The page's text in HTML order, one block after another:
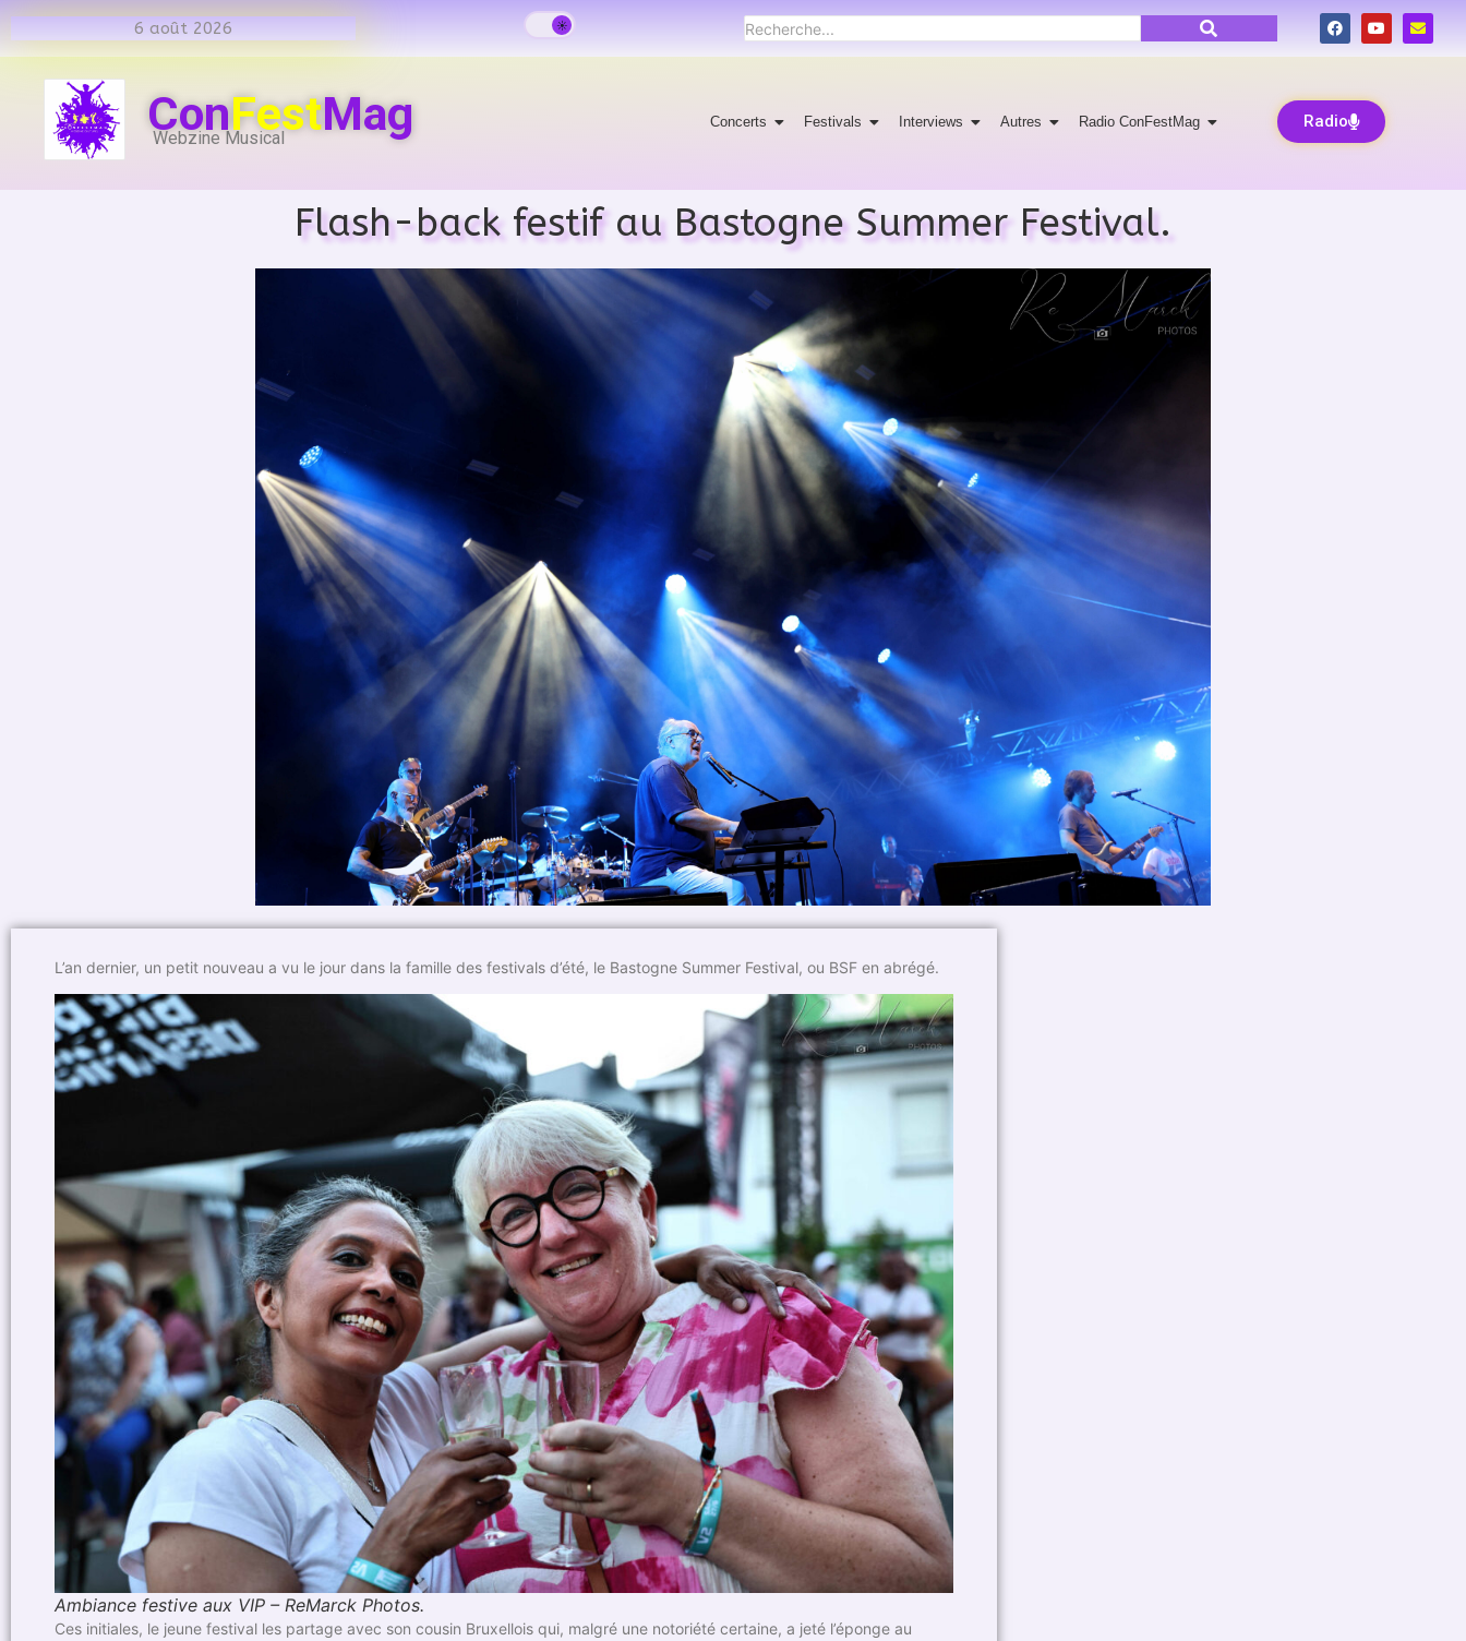
6 août 2026
ConFestMag
Webzine Musical
Concerts Festivals Interviews Autres Radio ConFestMag Radio
Flash-back festif au Bastogne Summer Festival.
L’an dernier, un petit nouveau a vu le jour dans la famille des festivals d’été, le Bastogne Summer Festival, ou BSF en abrégé.
Ambiance festive aux VIP – ReMarck Photos.
Ces initiales, le jeune festival les partage avec son cousin Bruxellois qui, malgré une notoriété certaine, a jeté l’éponge au